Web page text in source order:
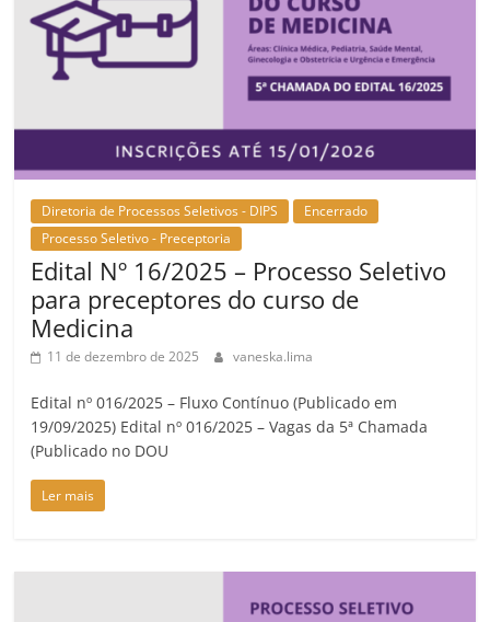
Diretoria de Processos Seletivos - DIPS
Encerrado
Processo Seletivo - Preceptoria
Edital Nº 16/2025 – Processo Seletivo
para preceptores do curso de
Medicina
11 de dezembro de 2025 vaneska.lima
Edital nº 016/2025 – Fluxo Contínuo (Publicado em
19/09/2025) Edital nº 016/2025 – Vagas da 5ª Chamada
(Publicado no DOU
Ler mais